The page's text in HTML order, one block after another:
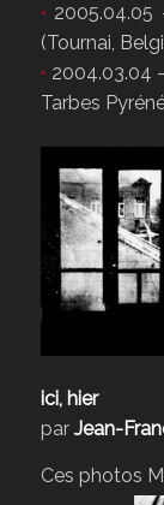
•
(Tournai,
• 2004.03.04
Tarbes
ici, hier
par Jean-
Ces photos